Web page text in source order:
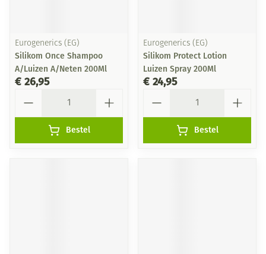
Eurogenerics (EG)
Silikom Once Shampoo
A/Luizen A/Neten 200Ml
€ 26,95
Bestel
Eurogenerics (EG)
Silikom Protect Lotion
Luizen Spray 200Ml
€ 24,95
Bestel